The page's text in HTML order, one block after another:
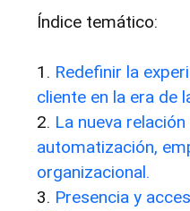
Índice temático:
1. Redefinir la
cliente en la era de
2. La nueva
automatización,
organizacional.
3. Presencia y